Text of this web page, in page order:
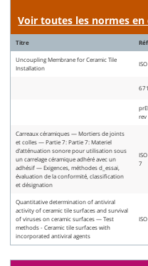
Voir toutes les normes en
Titre
Uncoupling Membrane for Ceramic Tile
Installation
rev
Carreaux céramiques — Mortiers de joints
et colles — Partie 7: Partie 7: Materiel
d’atténuation sonore pour utilisation sous
un carrelage céramique adhéré avec un
adhésif — Exigences, méthodes d_essai,
évaluation de la conformité, classification
et désignation
7
Quantitative determination of antiviral
activity of ceramic tile surfaces and survival
of viruses on ceramic surfaces — Test
methods - Ceramic tile surfaces with
incorporated antiviral agents